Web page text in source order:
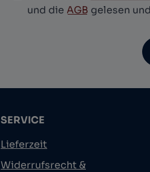
und die AGB gelesen
SERVICE
Lieferzeit
Widerrufsrecht &